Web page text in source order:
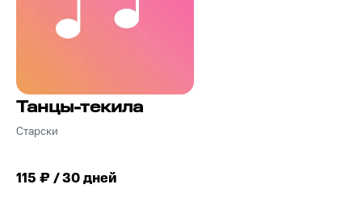
Танцы-текила
Старски
115 ₽ / 30 дней